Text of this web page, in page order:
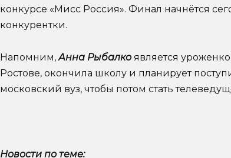
конкурсе «Мисс Россия». Финал начнётся
конкурентки.
Напомним, Анна Рыбалкоявляется
Ростове, окончила школу и планирует
московский вуз, чтобы потом стать
Новости по теме: